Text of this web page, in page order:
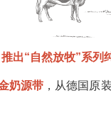
出“自然放牧”系列
奶源带 ，从德国原